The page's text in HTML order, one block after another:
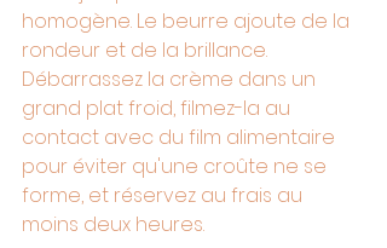
homogène. Le beurre ajoute de la
rondeur et de la brillance.
Débarrassez la crème dans un
grand plat froid, filmez-la au
contact avec du film alimentaire
pour éviter qu'une croûte ne se
forme, et réservez au frais au
moins deux heures.